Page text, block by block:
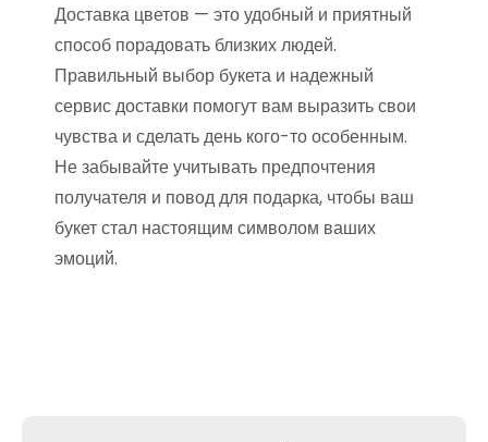
Доставка цветов — это удобный и приятный
способ порадовать близких людей.
Правильный выбор букета и надежный
сервис доставки помогут вам выразить свои
чувства и сделать день кого-то особенным.
Не забывайте учитывать предпочтения
получателя и повод для подарка, чтобы ваш
букет стал настоящим символом ваших
эмоций.